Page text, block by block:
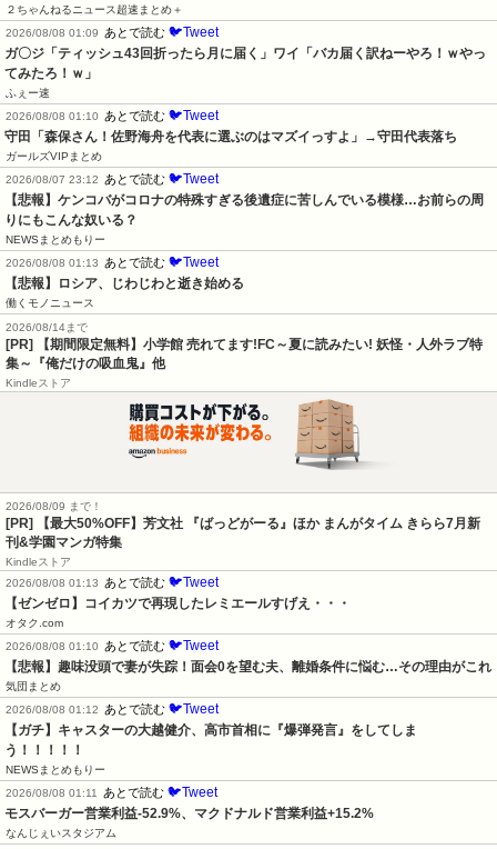
２ちゃんねるニュース超速まとめ＋
2026/08/08 01:09
あとで読む 🐦Tweet
ガ〇ジ「ティッシュ43回折ったら月に届く」ワイ「バカ届く訳ねーやろ！ｗやっ
てみたろ！ｗ」
ふぇー速
2026/08/08 01:10
あとで読む 🐦Tweet
守田「森保さん！佐野海舟を代表に選ぶのはマズイっすよ」→守田代表落ち
ガールズVIPまとめ
2026/08/07 23:12
あとで読む 🐦Tweet
【悲報】ケンコバがコロナの特殊すぎる後遺症に苦しんでいる模様…お前らの周
りにもこんな奴いる？
NEWSまとめもりー
2026/08/08 01:13
あとで読む 🐦Tweet
【悲報】ロシア、じわじわと逝き始める
働くモノニュース
2026/08/14まで
[PR] 【期間限定無料】小学館 売れてます!FC～夏に読みたい! 妖怪・人外ラブ特
集～『俺だけの吸血鬼』他
Kindleストア
2026/08/09 まで！
[PR] 【最大50%OFF】芳文社 『ばっどがーる』ほか まんがタイム きらら7月新
刊&学園マンガ特集
Kindleストア
2026/08/08 01:13
あとで読む 🐦Tweet
【ゼンゼロ】コイカツで再現したレミエールすげえ・・・
オタク.com
2026/08/08 01:10
あとで読む 🐦Tweet
【悲報】趣味没頭で妻が失踪！面会0を望む夫、離婚条件に悩む…その理由がこれ
気団まとめ
2026/08/08 01:12
あとで読む 🐦Tweet
【ガチ】キャスターの大越健介、高市首相に『爆弾発言』をしてしま
う！！！！！
NEWSまとめもりー
2026/08/08 01:11
あとで読む 🐦Tweet
モスバーガー営業利益-52.9%、マクドナルド営業利益+15.2%
なんじぇいスタジアム